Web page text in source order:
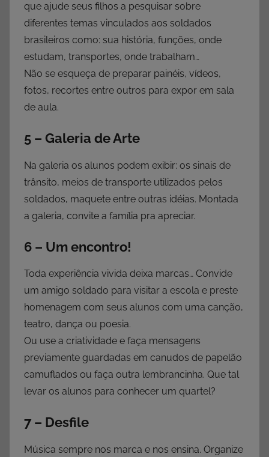
que ajude seus filhos a pesquisar sobre
diferentes temas vinculados aos soldados
brasileiros como: sua história, funções, onde
estudam, transportes, onde trabalham…
Não se esqueça de preparar painéis, vídeos,
fotos, recortes entre outros para expor em sala
de aula.
5 – Galeria de Arte
Na galeria os alunos podem exibir: os sinais de
trânsito, meios de transporte utilizados pelos
soldados, maquete entre outras idéias. Montada
a galeria, convite a família pra apreciar.
6 – Um encontro!
Toda experiência vivida deixa marcas… Convide
um amigo soldado para visitar a escola e preste
homenagem com seus alunos com uma canção,
teatro, dança ou poesia.
Ou use a criatividade e faça mensagens
previamente guardadas em canudos de papelão
camuflados ou faça outra lembrancinha. Que tal
levar os alunos para conhecer um quartel?
7 – Desfile
Música sempre nos marca e nos ensina. Organize